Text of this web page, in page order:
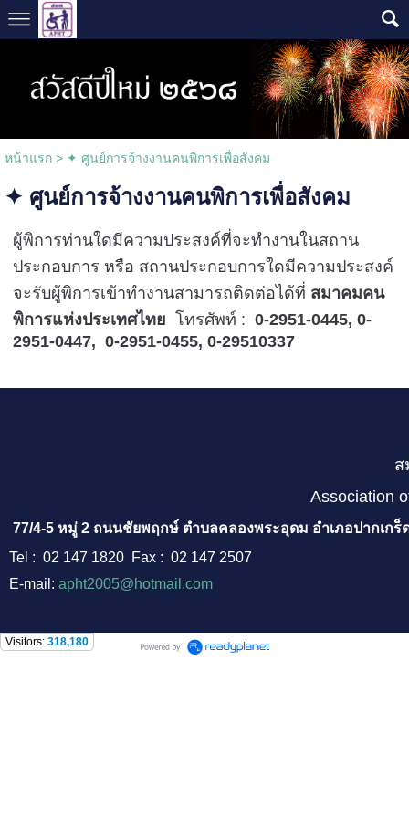
หน้าแรก> ✦ ศูนย์การจ้างงานคนพิการเพื่อสังคม
✦ ศูนย์การจ้างงานคนพิการเพื่อสังคม
ผู้พิการท่านใดมีความประสงค์ที่จะทำงานในสถาน
ประกอบการ หรือ สถานประกอบการใดมีความประสงค์
จะรับผู้พิการเข้าทำงานสามารถติดต่อได้ที่ สมาคมคน
พิการแห่งประเทศไทย โทรศัพท์ : 0-2951-0445, 0-
2951-0447, 0-2951-0455, 0-29510337
ส
Association
77/4-5 หมู่ 2 ถนนชัยพฤกษ์ ตำบลคลองพระอุดม อำเภอปากเกร็
Tel : 02 147 1820 Fax : 02 147 2507
E-mail: apht2005@hotmail.com
Visitors: 318,180